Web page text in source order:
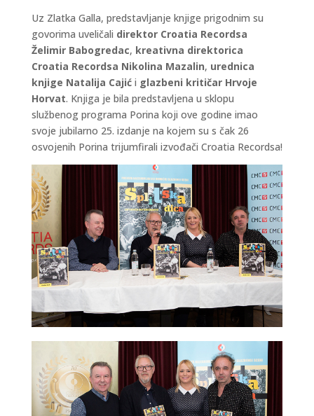
Uz Zlatka Galla, predstavljanje knjige prigodnim su
govorima uveličali direktor Croatia Recordsa
Želimir Babogredac, kreativna direktorica
Croatia Recordsa Nikolina Mazalin, urednica
knjige Natalija Cajić i glazbeni kritičar Hrvoje
Horvat. Knjiga je bila predstavljena u sklopu
službenog programa Porina koji ove godine imao
svoje jubilarno 25. izdanje na kojem su s čak 26
osvojenih Porina trijumfirali izvođači Croatia Recordsa!